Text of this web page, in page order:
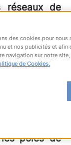
réseaux de
urbaines,
sont
Avec
pôles de
des cookies pour nous
et nos publicités et afin
navigation sur notre
de Cookies.